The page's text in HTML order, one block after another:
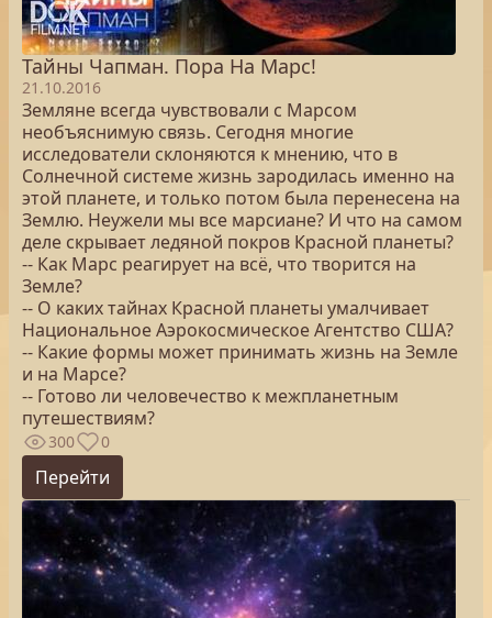
Тайны Чапман. Пора На Марс!
21.10.2016
Земляне всегда чувствовали с Марсом
необъяснимую связь. Сегодня многие
исследователи склоняются к мнению, что в
Солнечной системе жизнь зародилась именно на
этой планете, и только потом была перенесена на
Землю. Неужели мы все марсиане? И что на самом
деле скрывает ледяной покров Красной планеты?
-- Как Марс реагирует на всё, что творится на
Земле?
-- О каких тайнах Красной планеты умалчивает
Национальное Аэрокосмическое Агентство США?
-- Какие формы может принимать жизнь на Земле
и на Марсе?
-- Готово ли человечество к межпланетным
путешествиям?
300 0
Перейти